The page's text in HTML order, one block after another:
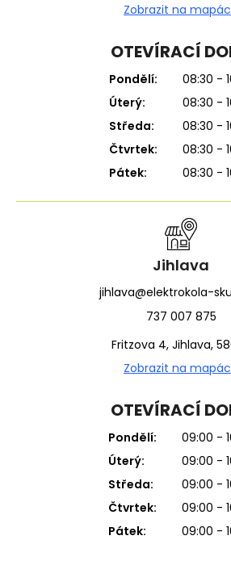
Zobrazit na
OTEVÍRACÍ
Pondělí:
08:30 -
Úterý:
08:30 -
Středa:
08:30 -
Čtvrtek:
08:30 -
Pátek:
08:30 -
Jihlava
jihlava@elektrokola-
737 007 875
Fritzova 4, Jihlava,
Zobrazit na
OTEVÍRACÍ
Pondělí:
09:00 -
Úterý:
09:00 -
Středa:
09:00 -
Čtvrtek:
09:00 -
Pátek:
09:00 -